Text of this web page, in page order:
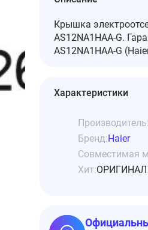
Крышка
AS12NA1HAA-G.
AS12NA1HAA-G
Характеристики
Производитель:
Бренд:Haier
Совместимая
Хит:ОРИГИНАЛ